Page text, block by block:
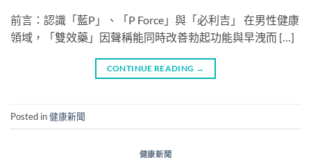
前言：認識「藍P」、「P Force」與「必利吉」 在男性健康
領域，「雙效藥」因聲稱能同時改善勃起功能與早洩而 […]
CONTINUE READING →
Posted in健康新聞
健康新聞